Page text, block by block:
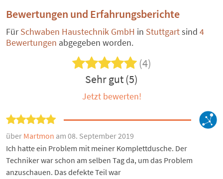
Bewertungen und Erfahrungsberichte
FürSchwaben Haustechnik GmbH in Stuttgartsind 4
Bewertungen abgegeben worden.
(4)
Sehr gut (5)
Jetzt bewerten!
über Martmon am 08. September 2019
Ich hatte ein Problem mit meiner Komplettdusche. Der
Techniker war schon am selben Tag da, um das Problem
anzuschauen. Das defekte Teil war